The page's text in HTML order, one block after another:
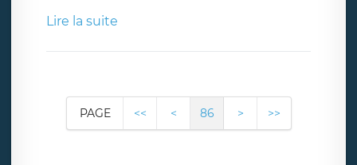
Lire la suite
PAGE << < 86 > >>